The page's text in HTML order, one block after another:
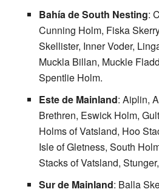
Bahía de South Nesting:
Cunning Holm, Fiska
Skellister, Inner Voder,
Muckla Billan, Muckle
Spentlie Holm.
Este de Mainland: Aiplin,
Brethren, Eswick Holm,
Holms of Vatsland, Hoo
Isle of Gletness, South
Stacks of Vatsland,
Sur de Mainland: Balla